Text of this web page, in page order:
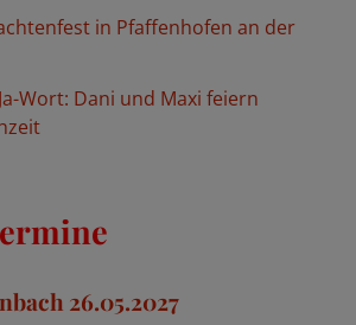
in Pfaffenhofen an der
Wort: Dani und Maxi feiern
26.05.2027